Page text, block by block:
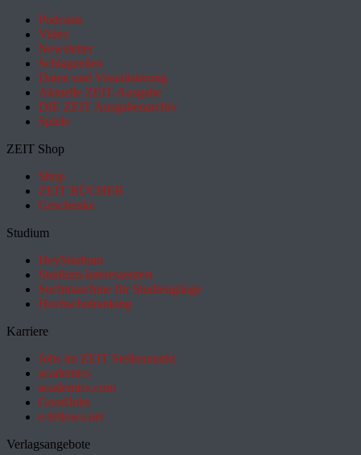
Podcasts
Video
Newsletter
Schlagzeilen
Daten und Visualisierung
Aktuelle ZEIT-Ausgabe
DIE ZEIT Ausgabenarchiv
Spiele
ZEIT Shop
Shop
ZEIT BÜCHER
Geschenke
Studium
HeyStudium
Studium-Interessentest
Suchmaschine für Studiengänge
Hochschulranking
Karriere
Jobs im ZEIT Stellenmarkt
academics
academics.com
GoodJobs
e-fellows.net
Verlagsangebote